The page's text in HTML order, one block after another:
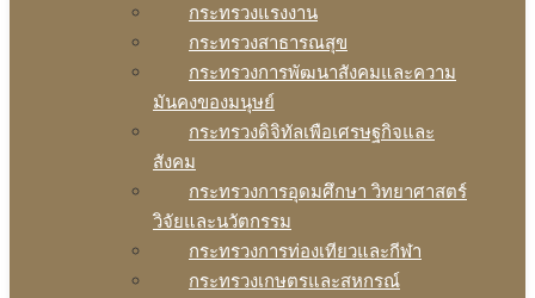
กระทรวงแรงงาน
กระทรวงสาธารณสุข
กระทรวงการพัฒนาสังคมและความ
มันคงของมนุษย์
กระทรวงดิจิทัลเพือเศรษฐกิจและ
สังคม
กระทรวงการอุดมศึกษา วิทยาศาสตร์
วิจัยและนวัตกรรม
กระทรวงการท่องเทียวและกีฬา
กระทรวงเกษตรและสหกรณ์